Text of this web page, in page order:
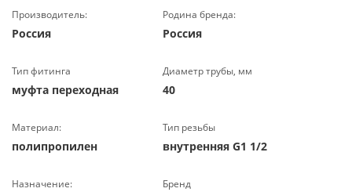
Производитель:
Россия
Родина бренда:
Россия
Тип фитинга
муфта переходная
Диаметр трубы, мм
40
Материал:
полипропилен
Тип резьбы
внутренняя G1 1/2
Назначение: Бренд